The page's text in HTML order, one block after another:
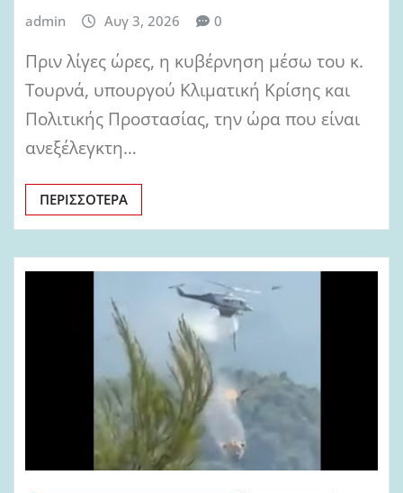
admin Αυγ 3, 2026 0
Πριν λίγες ώρες, η κυβέρνηση μέσω του κ.
Τουρνά, υπουργού Κλιματική Κρίσης και
Πολιτικής Προστασίας, την ώρα που είναι
ανεξέλεγκτη…
ΠΕΡΙΣΣΌΤΕΡΑ